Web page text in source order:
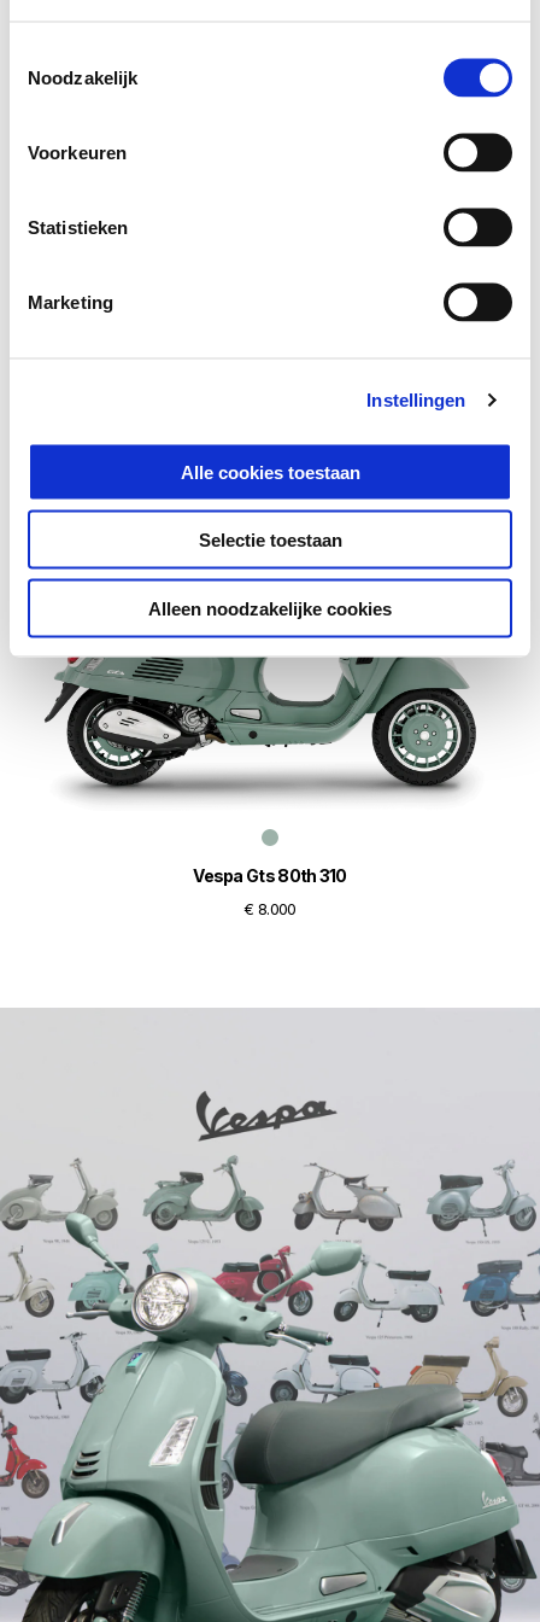
Noodzakelijk
Voorkeuren
Statistieken
Marketing
Instellingen
Alle cookies toestaan
Selectie toestaan
Alleen noodzakelijke cookies
Vespa Gts 80th 310
€ 8.000